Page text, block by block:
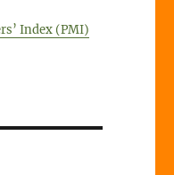
Index (PMI)